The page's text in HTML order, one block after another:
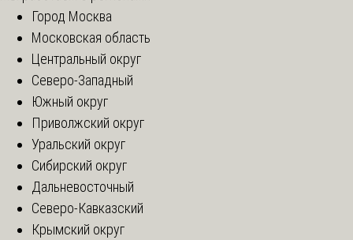
Город Москва
Московская область
Центральный округ
Северо-Западный
Южный округ
Приволжский округ
Уральский округ
Сибирский округ
Дальневосточный
Северо-Кавказский
Крымский округ